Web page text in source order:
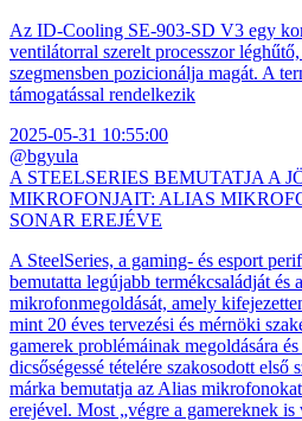
Az ID-Cooling SE-903-SD V3 egy
ventilátorral szerelt processzor
szegmensben pozicionálja magát. A
támogatással rendelkezik
2025-05-31 10:55:00
@bgyula
A STEELSERIES BEMUTATJA A
MIKROFONJAIT: ALIAS
SONAR EREJÉVE
A SteelSeries, a gaming- és esport
bemutatta legújabb termékcsaládját és
mikrofonmegoldását, amely
mint 20 éves tervezési és mérnöki
gamerek problémáinak megoldására
dicsőségessé tételére szakosodott
márka bemutatja az Alias
erejével. Most „végre a gamereknek is